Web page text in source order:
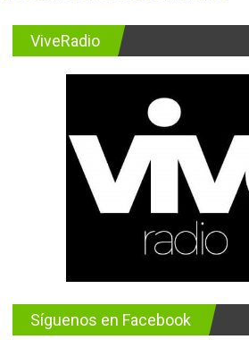
ViveRadio
Síguenos en Facebook